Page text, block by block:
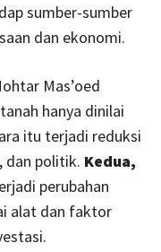
sumber-sumber
dan ekonomi.
Mas’oed
tanah hanya dinilai
itu terjadi reduksi
dan politik. Kedua,
perubahan
alat dan faktor